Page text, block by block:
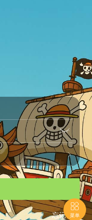


忘记密码

菜单